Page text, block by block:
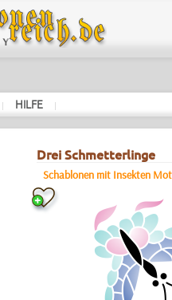
| HILFE |
Drei Schmetterlinge
Schablonen mit Insekten